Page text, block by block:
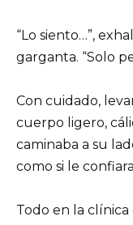
“Lo siento…”,
garganta. “Solo
Con cuidado,
cuerpo ligero,
caminaba a su
como si le
Todo en la clínica